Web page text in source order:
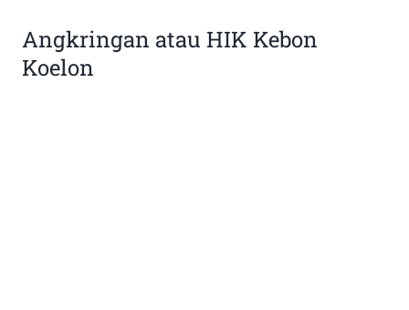
Angkringan atau HIK Kebon
Koelon